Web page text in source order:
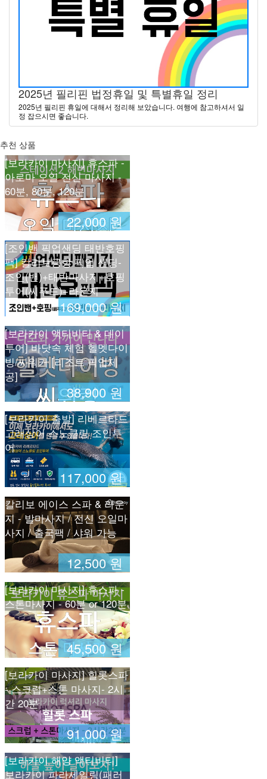
2025년 필리핀 법정휴일 및 특별휴일 정리
2025년 필리핀 휴일에 대해서 정리해 보았습니다. 여행에 참고하셔서 일
정 잡으시면 좋습니다.
추천 상품
22,000 원
[보라카이 마사지] 휴스파 -
아로마 오일 전신 마사지 -
60분, 80분, 120분
169,000 원
[조인밴 픽업샌딩 태반호핑
팩] 칼리보공항 픽업 샌딩-
조인(밴)+태반마사지+호핑
투어(씨푸드)+라운지
38,900 원
[보라카이 액티비티 & 데이
투어] 바닷속 체험 헬멧다이
빙/씨워커 [리조트 픽업제
공]
117,000 원
[보라카이 출발] 리베르타드
고래상어 스노클링 조인투
어
12,500 원
칼리보 에이스 스파 & 라운
지 - 발마사지 / 전신 오일마
사지 / 출국팩 / 샤워 가능
45,500 원
[보라카이 마사지] 휴스파 -
스톤마사지 - 60분 or 120분
91,000 원
[보라카이 마사지] 힐롯스파
- 스크럽+스톤 마사지- 2시
간 20분
[보라카이 해양 액티비티]
보라카이 파라세일링(패러